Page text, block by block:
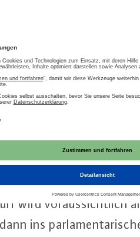
das
für Umwelt,
für ein Gesetz zur
zur Wärme- und
En­er­gi­en-
die
wird vor­aus­sicht­lich
ins